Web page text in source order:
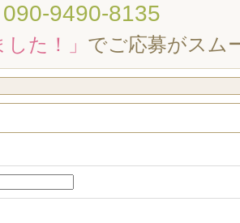
090-9490-8135
た！」 でご応募がスム